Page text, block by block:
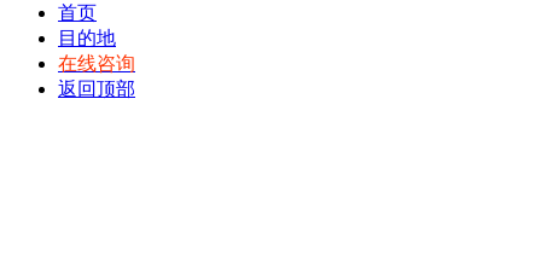
首页
目的地
在线咨询
返回顶部